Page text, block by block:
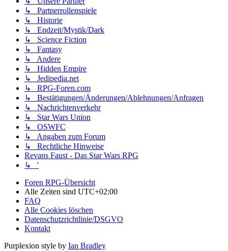
↳ Partnerrollenspiele
↳ Historie
↳ Endzeit/Mystik/Dark
↳ Science Fiction
↳ Fantasy
↳ Andere
↳ Hidden Empire
↳ Jedipedia.net
↳ RPG-Foren.com
↳ Bestätigungen/Änderungen/Ablehnungen/Anfragen
↳ Nachrichtenverkehr
↳ Star Wars Union
↳ OSWFC
↳ Angaben zum Forum
↳ Rechtliche Hinweise
Revans Faust - Das Star Wars RPG
↳ '
Foren RPG-Übersicht
Alle Zeiten sind UTC+02:00
FAQ
Alle Cookies löschen
Datenschutzrichtlinie/DSGVO
Kontakt
Purplexion style by Ian Bradley